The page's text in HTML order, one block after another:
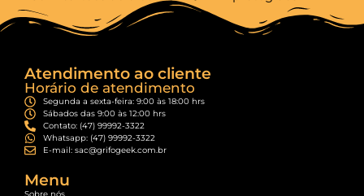
Atendimento ao cliente
Horário de atendimento
Segunda a sexta-feira: 9:00 às 18:00 hrs
Sábados das 9:00 às 12:00 hrs
Contato: (47) 99992-3322
Whatsapp: (47) 99992-3322
E-mail: sac@grifogeek.com.br
Menu